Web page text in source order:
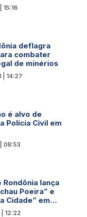
15:16
deflagra
combater
de minérios
14:27
é alvo de
Polícia Civil em
08:53
Rondônia lança
Poeira” e
Cidade” em
12:22